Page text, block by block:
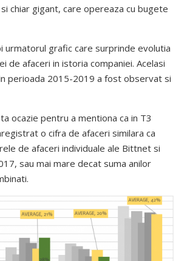
chiar gigant, care opereaza cu bugete
urmatorul grafic care surprinde evolutia
de afaceri in istoria companiei. Acelasi
perioada 2015-2019 a fost observat si
ocazie pentru a mentiona ca in T3
o cifra de afaceri similara ca
de afaceri individuale ale Bittnet si
sau mai mare decat suma anilor